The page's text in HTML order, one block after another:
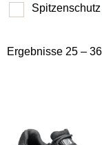
Spitzenschutz
Ergebnisse 25 –